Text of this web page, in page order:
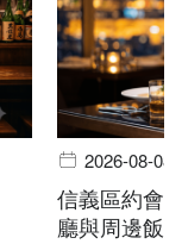
2026-08-08
信義區約會
廳與周邊飯